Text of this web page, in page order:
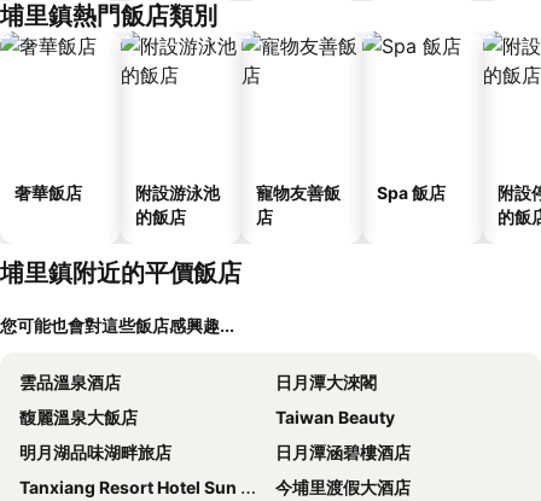
埔里鎮熱門飯店類別
奢華飯店
附設游泳池
的飯店
寵物友善飯
店
Spa 飯店
附設
的飯
埔里鎮附近的平價飯店
您可能也會對這些飯店感興趣...
雲品溫泉酒店
日月潭大淶閣
馥麗溫泉大飯店
Taiwan Beauty
明月湖品味湖畔旅店
日月潭涵碧樓酒店
Tanxiang Resort Hotel Sun Moon Lake Harbour - Sun Moon Lake Pier
今埔里渡假大酒店